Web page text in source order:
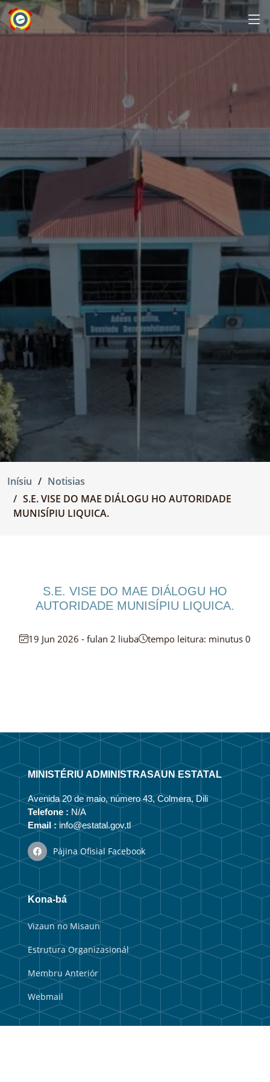
Inísiu
Notisias
S.E. VISE DO MAE DIÁLOGU HO AUTORIDADE
MUNISÍPIU LIQUICA.
S.E. VISE DO MAE DIÁLOGU HO
AUTORIDADE MUNISÍPIU LIQUICA.
19 Jun 2026 - fulan 2 liuba tempo leitura: minutus 0
MINISTÉRIU ADMINISTRASAUN ESTATAL
Avenida 20 de maio, número 43, Colmera, Dili
Telefone : N/A
Email :info@estatal.gov.tl
Pájina Ofisial Facebook
Kona-bá
Vizaun no Misaun
Estrutura Organizasionál
Membru Anteriór
Webmail